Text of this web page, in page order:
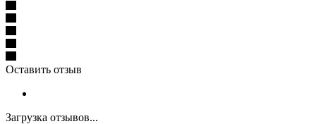
Оставить отзыв
Загрузка отзывов...